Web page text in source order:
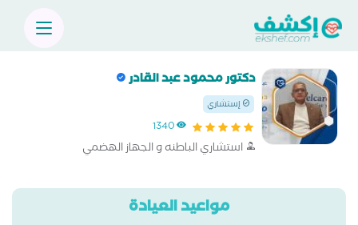
دكتور محمود عبد القادر
إستشاري
1340
استشاري الباطنه و الجهاز الهضمي
مواعيد العيادة